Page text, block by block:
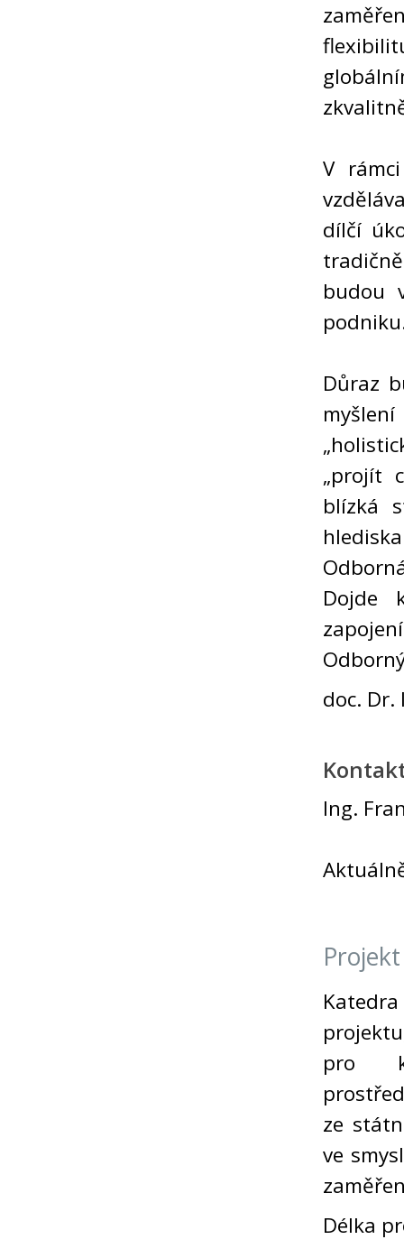
V
dílčí
budou
Důraz
„projít
blízká
Dojde
doc.
Ing.
pro
ze
ve
Délka